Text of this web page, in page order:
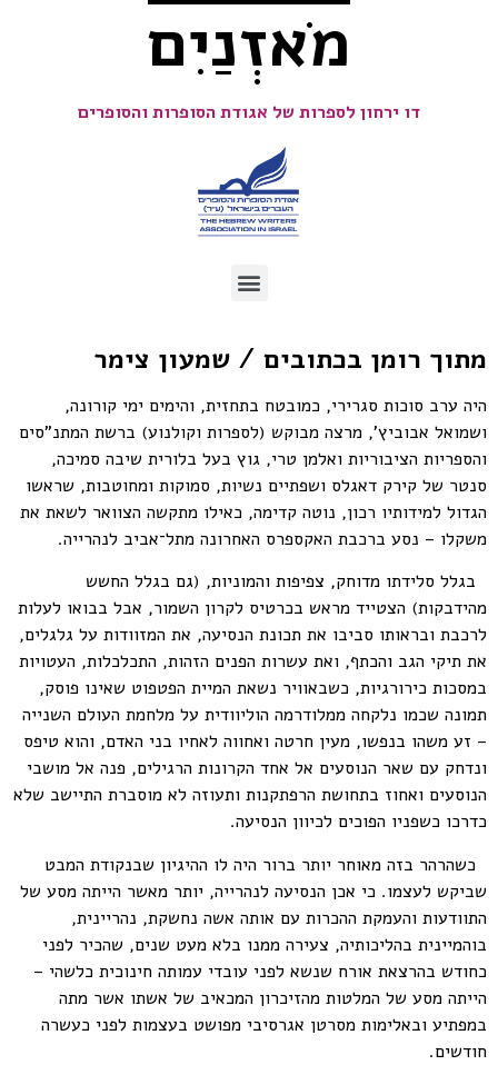
מֹאזְנַיִם
דו ירחון לספרות של אגודת הסופרות והסופרים
מתוך רומן בכתובים / שמעון צימר
היה ערב סוכות סגרירי, כמובטח בתחזית, והימים ימי קורונה,
ושמואל אבוביץ', מרצה מבוקש (לספרות וקולנוע) ברשת המתנ"סים
והספריות הציבוריות ואלמן טרי, גוץ בעל בלורית שיבה סמיכה,
סנטר של קירק דאגלס ושפתיים נשיות, סמוקות ומחוטבות, שראשו
הגדול למידותיו רכון, נוטה קדימה, כאילו מתקשה הצוואר לשאת את
משקלו – נסע ברכבת האקספרס האחרונה מתל־אביב לנהרייה.
בגלל סלידתו מדוחק, צפיפות והמוניות, (גם בגלל החשש
מהידבקות) הצטייד מראש בכרטיס לקרון השמור, אבל בבואו לעלות
לרכבת ובראותו סביבו את תכונת הנסיעה, את המזוודות על גלגלים,
את תיקי הגב והכתף, ואת עשרות הפנים הזהות, התכלכלות, העטויות
במסכות כירורגיות, כשבאוויר נשאת המיית הפטפוט שאינו פוסק,
תמונה שכמו נלקחה ממלודרמה הוליוודית על מלחמת העולם השנייה
– זע משהו בנפשו, מעין חרטה ואחווה לאחיו בני האדם, והוא טיפס
ונדחק עם שאר הנוסעים אל אחד הקרונות הרגילים, פנה אל מושבי
הנוסעים ואחוז בתחושת הרפתקנות ותעוזה לא מוסברת התיישב שלא
כדרכו כשפניו הפוכים לכיוון הנסיעה.
כשהרהר בזה מאוחר יותר ברור היה לו ההיגיון שבנקודת המבט
שביקש לעצמו. כי אכן הנסיעה לנהרייה, יותר מאשר הייתה מסע של
התוודעות והעמקת ההכרות עם אותה אשה נחשקת, נהריינית,
בוהמיינית בהליכותיה, צעירה ממנו בלא מעט שנים, שהכיר לפני
כחודש בהרצאת אורח שנשא לפני עובדי עמותה חינוכית כלשהי –
הייתה מסע של המלטות מהזיכרון המכאיב של אשתו אשר מתה
במפתיע ובאלימות מסרטן אגרסיבי מפושט בעצמות לפני כעשרה
חודשים.